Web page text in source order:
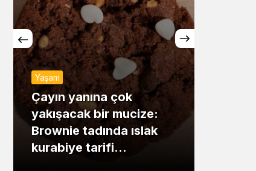
Gece Modu
Gece modunu seçin.
Sistem Modu
Sistem modunu seçin.
Yaşam
Çayın yanına çok
yakışacak bir mucize:
Brownie tadında ıslak
kurabiye tarifi…